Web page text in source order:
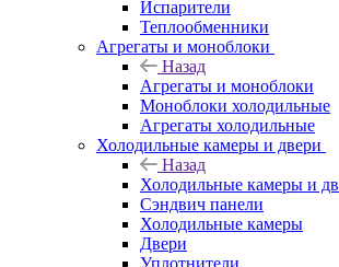
Испарители
Теплообменники
Агрегаты и моноблоки
Назад
Агрегаты и моноблоки
Моноблоки холодильные
Агрегаты холодильные
Холодильные камеры и двери
Назад
Холодильные камеры и
Сэндвич панели
Холодильные камеры
Двери
Уплотнители